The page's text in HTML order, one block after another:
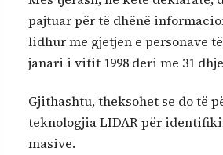
pajtuar për të dhënë
lidhur me gjetjen e personave
janari i vitit 1998 deri me 31
Gjithashtu, theksohet se do të
teknologjia LIDAR për
masive.